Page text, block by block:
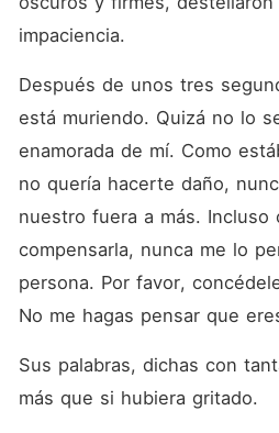
impaciencia.
Después de unos tres
está muriendo. Quizá no lo
enamorada de mí. Como
no quería hacerte daño,
nuestro fuera a más. Incluso
compensarla, nunca me lo
persona. Por favor,
No me hagas pensar que
Sus palabras, dichas con
más que si hubiera gritado.